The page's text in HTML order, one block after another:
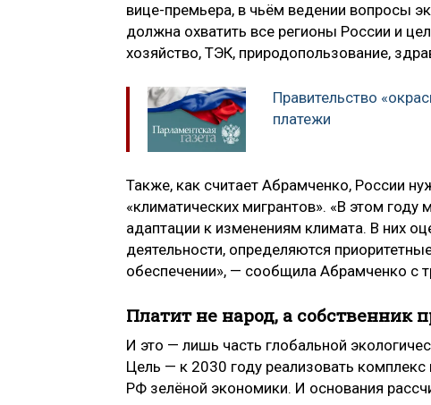
вице-премьера, в чьём ведении вопросы
должна охватить все регионы России и
хозяйство, ТЭК, природопользование,
Правительство
платежи
Также, как считает Абрамченко, России
«климатических мигрантов». «В этом
адаптации к изменениям климата. В них
деятельности, определяются
обеспечении», — сообщила Абрамченко с
Платит не народ, а собственник
И это — лишь часть глобальной
Цель — к 2030 году реализовать
РФ зелёной экономики. И основания